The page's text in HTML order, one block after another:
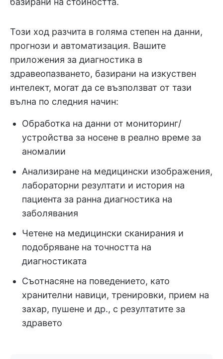
Този ход разчита в голяма степен на данни,
прогнози и автоматизация. Вашите
приложения за диагностика в
здравеопазването, базирани на изкуствен
интелект, могат да се възползват от тази
вълна по следния начин:
Обработка на данни от мониторинг/
устройства за носене в реално време за
аномалии
Анализиране на медицински изображения,
лабораторни резултати и история на
пациента за ранна диагностика на
заболявания
Четене на медицински сканирания и
подобряване на точността на
диагностиката
Съотнасяне на поведението, като
хранителни навици, тренировки, прием на
захар, пушене и др., с резултатите за
здравето